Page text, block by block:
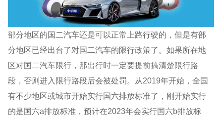
部分地区的国二汽车还是可以正常上路行驶的，但是有部
分地区已经出台了对国二汽车的限行政策了。如果所在地
区对国二汽车限行，那出行时一定要提前搞清楚限行路
段，否则进入限行路段后会被处罚。从2019年开始，全国
有不少地区或城市开始实行国六排放标准了，刚开始实行
的是国六a排放标准，预计在2023年会实行国六b排放标